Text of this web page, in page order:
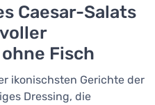
Caesar-Salats
Fisch
ikonischsten Gerichte der
Dressing, die